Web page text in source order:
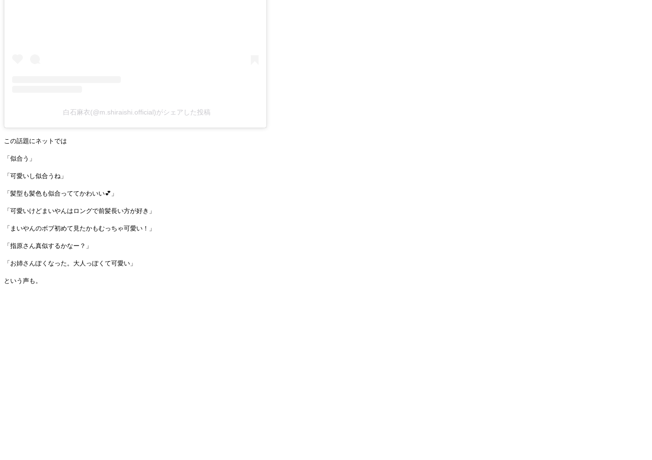
白石麻衣(@m.shiraishi.official)がシェアした投稿
この話題にネットでは
「似合う」
「可愛いし似合うね」
「髪型も髪色も似合っててかわいい💕」
「可愛いけどまいやんはロングで前髪長い方が好き」
「まいやんのボブ初めて見たかもむっちゃ可愛い！」
「指原さん真似するかなー？」
「お姉さんぽくなった。大人っぽくて可愛い」
という声も。